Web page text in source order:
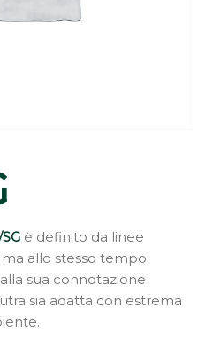
è definito da linee
allo stesso tempo
sua connotazione
sia adatta con estrema